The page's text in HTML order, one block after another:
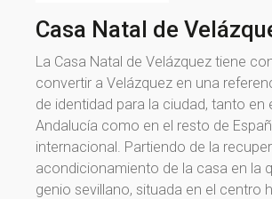
Casa Natal de
La Casa Natal de Velázquez tiene
convertir a Velázquez en una
de identidad para la ciudad, tanto en
Andalucía como en el resto de
internacional. Partiendo de la
acondicionamiento de la casa en la
genio sevillano, situada en el centro